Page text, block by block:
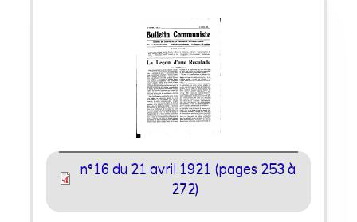
n°16 du 21 avril 1921 (pages 253 à
272)